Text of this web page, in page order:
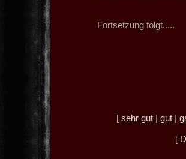
Fortsetzung folgt.....
[ sehr gut| gut|
[